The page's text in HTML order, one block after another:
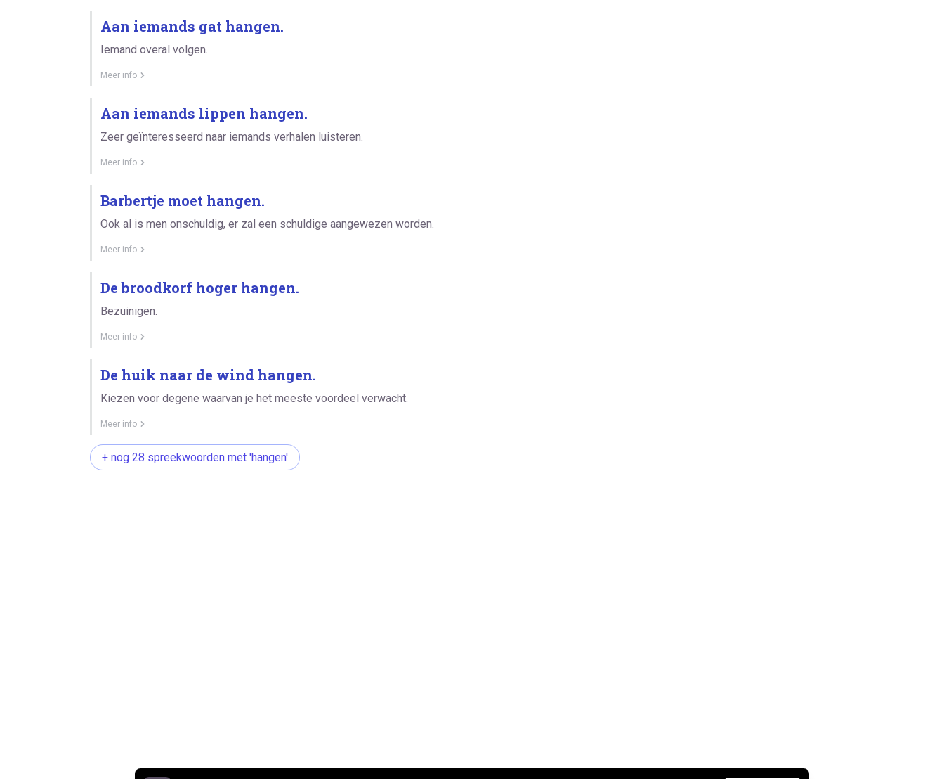
Aan iemands gat hangen.
Iemand overal volgen.
Meer info
Aan iemands lippen hangen.
Zeer geïnteresseerd naar iemands verhalen luisteren.
Meer info
Barbertje moet hangen.
Ook al is men onschuldig, er zal een schuldige aangewezen worden.
Meer info
De broodkorf hoger hangen.
Bezuinigen.
Meer info
De huik naar de wind hangen.
Kiezen voor degene waarvan je het meeste voordeel verwacht.
Meer info
+ nog 28 spreekwoorden met 'hangen'